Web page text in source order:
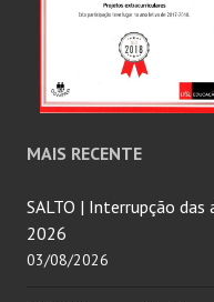
MAIS RECENTE
SALTO | Interrupção
2026
03/08/2026